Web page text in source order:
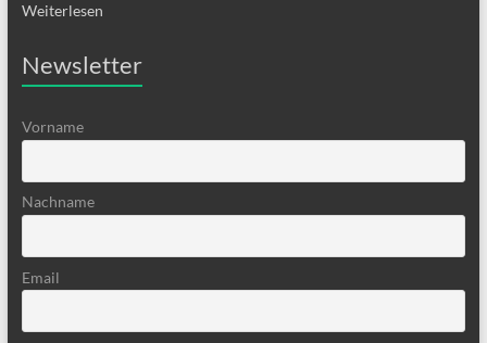
Weiterlesen
Newsletter
Vorname
Nachname
Email